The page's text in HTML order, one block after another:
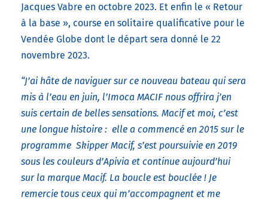
Jacques Vabre en octobre 2023. Et enfin le « Retour
à la base », course en solitaire qualificative pour le
Vendée Globe dont le départ sera donné le 22
novembre 2023.
“J’ai hâte de naviguer sur ce nouveau bateau qui sera
mis à l’eau en juin, l’Imoca MACIF nous offrira j’en
suis certain de belles sensations. Macif et moi, c’est
une longue histoire : elle a commencé en 2015 sur le
programme Skipper Macif, s’est poursuivie en 2019
sous les couleurs d’Apivia et continue aujourd’hui
sur la marque Macif. La boucle est bouclée ! Je
remercie tous ceux qui m’accompagnent et me